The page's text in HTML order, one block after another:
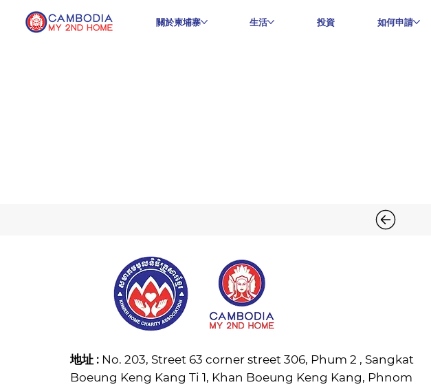
關於柬埔寨 生活 投資 如何申請
地址 :No. 203, Street 63 corner street 306, Phum 2 , Sangkat
Boeung Keng Kang Ti 1, Khan Boeung Keng Kang, Phnom